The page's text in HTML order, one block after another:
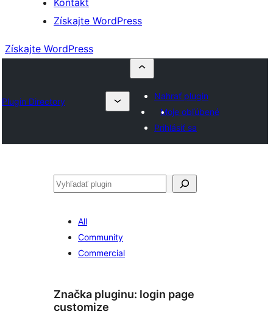
Kontakt
Získajte WordPress
Získajte WordPress
Plugin Directory
Nahrať plugin
Moje obľúbené
Prihlásiť sa
Hľadať
All
Community
Commercial
Značka pluginu: login page
customize